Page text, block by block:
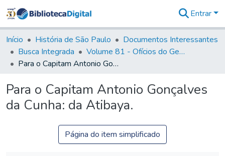
&
Coleções
Tudo na
Biblioteca
Estatísticas
Entrar
Início História de São Paulo
Documentos Interessantes
Busca Integrada
Volume 81 - Ofícios do General Martim Lopes de Saldanha (Governador da Capitania)
Para o Capitam Antonio Gonçalves da Cunha: da Atibaya.
Para o Capitam Antonio Gonçalves
da Cunha: da Atibaya.
Página do item simplificado